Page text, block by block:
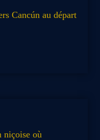
Cancún au départ
niçoise où